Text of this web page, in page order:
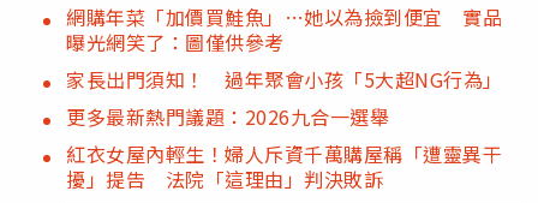
網購年菜「加價買鮭魚」…她以為撿到便宜 實品
曝光網笑了：圖僅供參考
家長出門須知！ 過年聚會小孩「5大超NG行為」
更多最新熱門議題：2026九合一選舉
紅衣女屋內輕生！婦人斥資千萬購屋稱「遭靈異干
擾」提告 法院「這理由」判決敗訴